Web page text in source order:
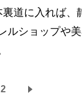
道に入れば、
ショップや美
2